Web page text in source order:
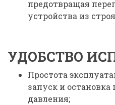
предотвращая
устройства из
УДОБСТВО
Простота
запуск и
давления;